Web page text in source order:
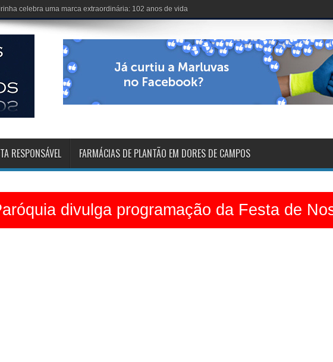
está belíssima e celebrações voltarão na sexta-feira
RESPONSÁVEL FARMÁCIAS DE PLANTÃO EM DORES DE CAMPOS
divulga programação da Festa de